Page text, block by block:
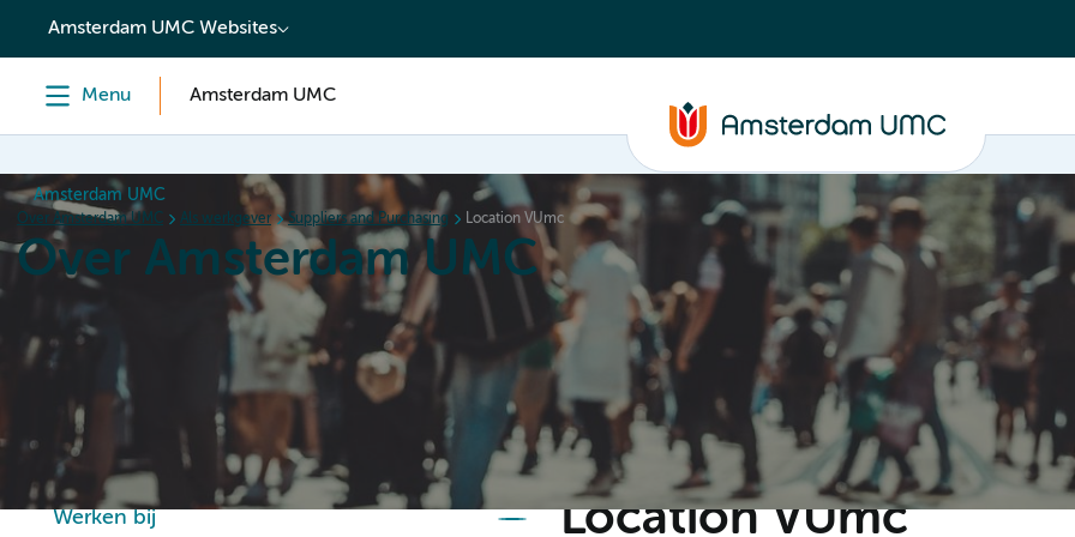
content
Amsterdam UMC Websites
Menu Amsterdam UMC
Amsterdam UMC
Over Amsterdam UMC Als werkgever Suppliers and Purchasing Location VUmc
Over Amsterdam UMC
Hoe wij werken Als werkgever Steun ons Evenementen Actueel Contact
Werken bij Location VUmc